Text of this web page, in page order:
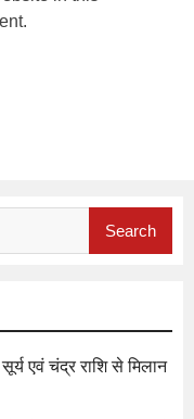
एवं चंद्र राशि से मिलान